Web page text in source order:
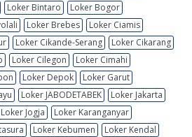
Loker Bintaro
Loker Bogor
Loker Brebes
Loker Ciamis
Loker Cikande-Serang
Loker Cikarang
Loker Cilegon
Loker Cimahi
Loker Depok
Loker Garut
Loker JABODETABEK
Loker Jakarta
Loker Jogja
Loker Karanganyar
Loker Kebumen
Loker Kendal